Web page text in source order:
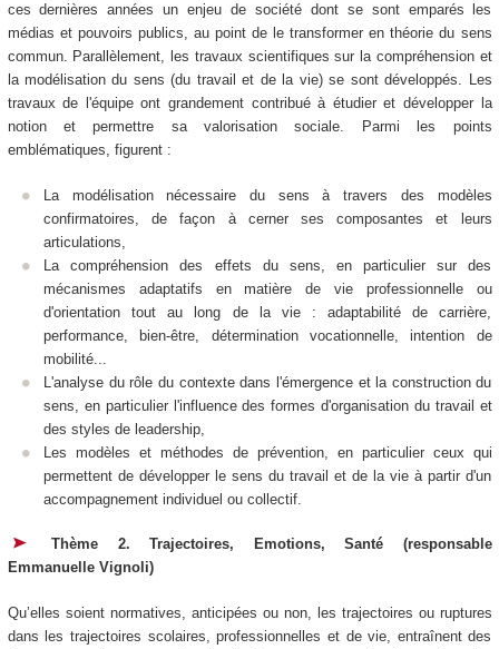
ces dernières années un enjeu de société dont se sont emparés les
médias et pouvoirs publics, au point de le transformer en théorie du sens
commun. Parallèlement, les travaux scientifiques sur la compréhension et
la modélisation du sens (du travail et de la vie) se sont développés. Les
travaux de l'équipe ont grandement contribué à étudier et développer la
notion et permettre sa valorisation sociale. Parmi les points
emblématiques, figurent :
La modélisation nécessaire du sens à travers des modèles
confirmatoires, de façon à cerner ses composantes et leurs
articulations,
La compréhension des effets du sens, en particulier sur des
mécanismes adaptatifs en matière de vie professionnelle ou
d'orientation tout au long de la vie : adaptabilité de carrière,
performance, bien-être, détermination vocationnelle, intention de
mobilité...
L'analyse du rôle du contexte dans l'émergence et la construction du
sens, en particulier l'influence des formes d'organisation du travail et
des styles de leadership,
Les modèles et méthodes de prévention, en particulier ceux qui
permettent de développer le sens du travail et de la vie à partir d'un
accompagnement individuel ou collectif.
Thème 2. Trajectoires, Emotions, Santé (responsable
Emmanuelle Vignoli)
Qu’elles soient normatives, anticipées ou non, les trajectoires ou ruptures
dans les trajectoires scolaires, professionnelles et de vie, entraînent des